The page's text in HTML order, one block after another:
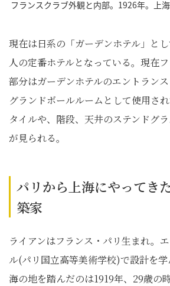
フランスクラブ外観と内部。1926年。上
現在は日系の「ガーデンホテル」と
人の定番ホテルとなっている。現在
部分はガーデンホテルのエントラン
グランドボールルームとして使用さ
タイルや、階段、天井のステンドグ
が見られる。
パリから上海にやってき
築家
ライアンはフランス・パリ生まれ。
ル(パリ国立高等美術学校)で設計を
海の地を踏んだのは1919年、29歳の